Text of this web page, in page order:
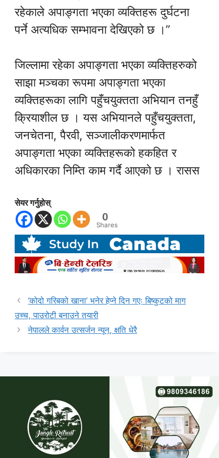
रहेकाले अपाङ्गता भएका व्यक्तिहरू दुर्घटना
पर्ने अत्यधिक सम्भावना देखिएको छ ।”
जिल्लामा रहेका अपाङ्गता भएका व्यक्तिहरुको
साझा मञ्चका रूपमा अपाङ्गता भएका
व्यक्तिहरूका लागि पहुँचयुक्तता अभियान तनहुँ
क्रियाशील छ । यस अभियानले पहुँचयुक्तता,
जनचेतना, पैरवी, सञ्जालीकरणमार्फत
अपाङ्गता भएका व्यक्तिहरूको हकहित र
अधिकारका निम्ति काम गर्दै आएको छ । रासस
सेयर गर्नुहोस्
0
Shares
‘कोदो गरिबको खाना’ भनेर हेप्ने दिन गएः बिष्कुटको माग
उच्च, पाउरोटी बनाउने तयारी
नेपालले कार्वन उत्सर्जन न्यून, क्षति धेरै